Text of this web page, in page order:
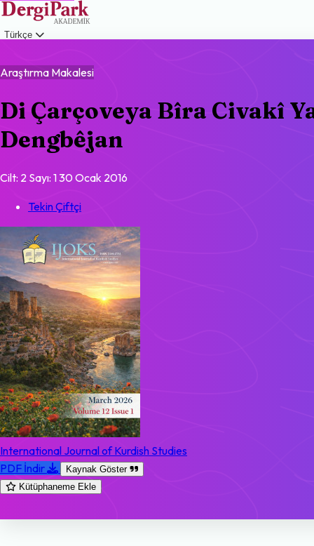
Türkçe
Araştırma Makalesi
Di Çarçoveya Bîra Civakî
Dengbêjan
Cilt: 2 Sayı: 130 Ocak 2016
Tekin Çiftçi
International Journal of Kurdish Studies
PDF İndir
Kaynak Göster
Kütüphaneme Ekle